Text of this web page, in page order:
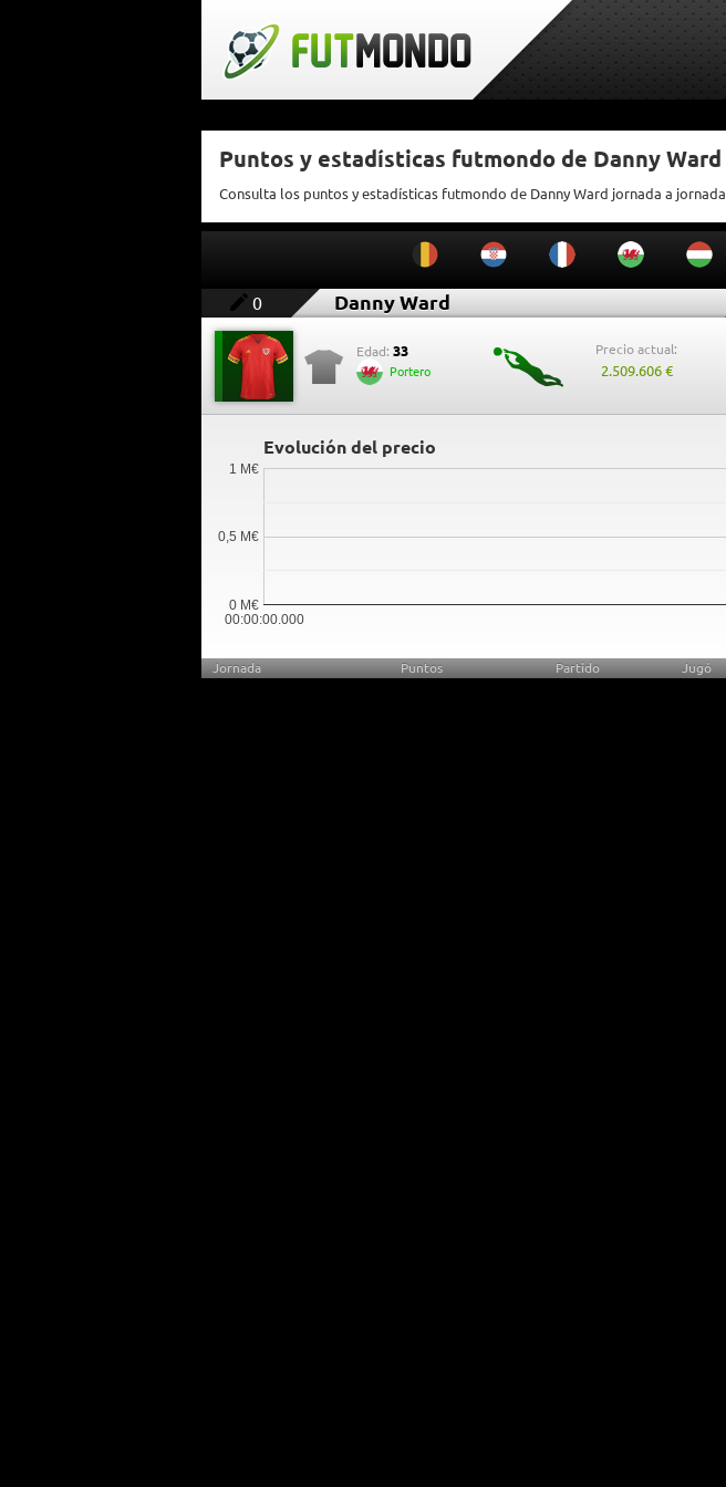
Puntos y estadísticas futmondo de Danny Ward
Consulta los puntos y estadísticas futmondo de Danny Ward jornada a jornada
0 Danny Ward
Edad: 33
Portero
Precio actual:
2.509.606 €
Evolución del precio
00:00:00.000
0 M€
0,5 M€
1 M€
Jornada Puntos Partido Jugó